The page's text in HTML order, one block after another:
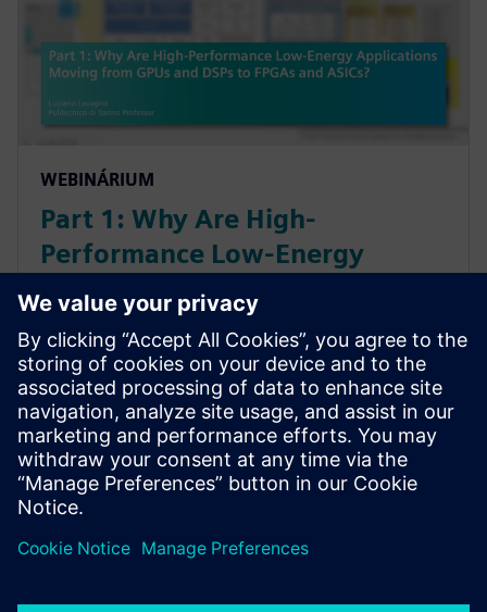
WEBINÁRIUM
Part 1: Why Are High-
Performance Low-Energy
Applications Moving from GPUs
and DSPs to FPGAs and ASICs?
Transistor counts and performance of integrated
circuits are reaching their peak. Artificial intelligence
is emerging as the next "big thing" in areas